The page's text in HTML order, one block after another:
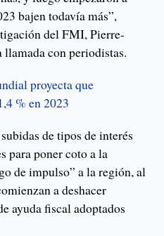
bajen todavía más”,
del FMI, Pierre-
con periodistas.
proyecta que
% en 2023
de tipos de interés
para poner coto a la
de impulso” a la región, al
a deshacer
ayuda fiscal adoptados